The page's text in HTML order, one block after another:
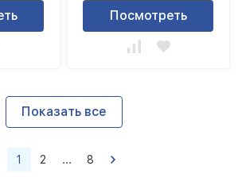
Посмотреть
Показать все
1 2 ... 8